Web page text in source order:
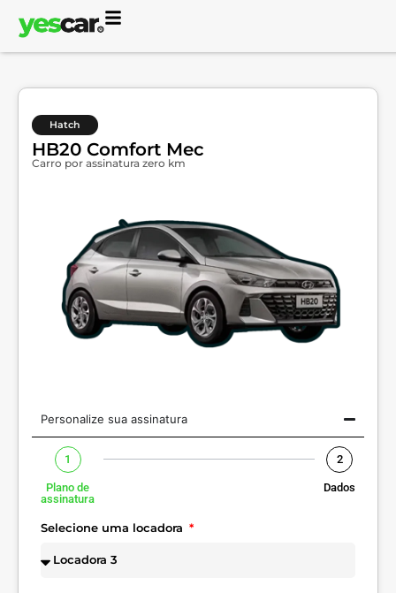
Hatch
HB20 Comfort Mec
Carro por assinatura zero km
Personalize sua assinatura
1
Plano de
assinatura
2
Dados
Selecione uma locadora